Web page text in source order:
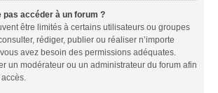
pas accéder à un forum ?
être limités à certains utilisateurs ou groupes
rédiger, publier ou réaliser n’importe
avez besoin des permissions adéquates.
un modérateur ou un administrateur du forum afin